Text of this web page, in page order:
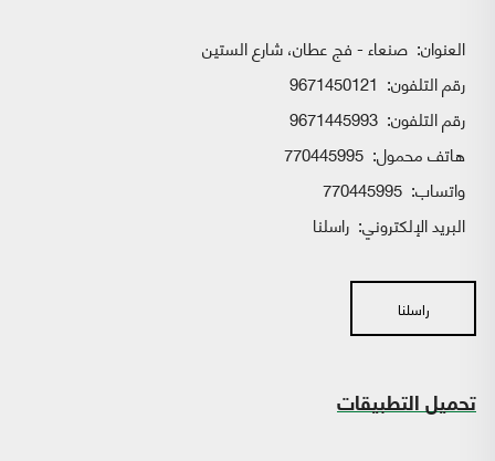
العنوان: صنعاء - فج عطان، شارع الستين
رقم التلفون: 9671450121
رقم التلفون: 9671445993
هاتف محمول: 770445995
واتساب:
البريد الإلكتروني: راسلنا
راسلنا
تحميل التطبيقات